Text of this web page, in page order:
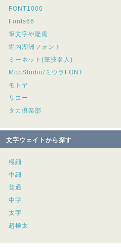
FONT1000
Fonts66
筆文字や隆庵
堀内湖洲フォント
ミーネット(筆技名人)
MopStudio/ミウラFONT
モトヤ
リコー
タカ倶楽部
文字ウェイトから探す
極細
中細
普通
中字
太字
超極太